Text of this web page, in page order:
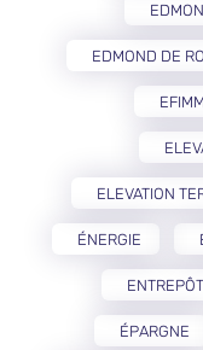
EDMOND DE
ELEVATION
ÉNERGIE
ÉPARGNE